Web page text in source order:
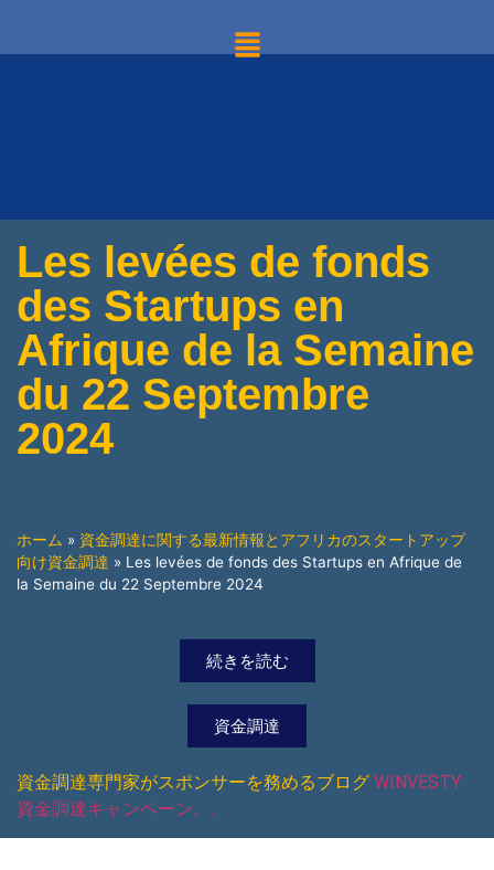
Les levées de fonds
des Startups en
Afrique de la Semaine
du 22 Septembre
2024
ホーム » 資金調達に関する最新情報とアフリカのスタートアップ
向け資金調達 » Les levées de fonds des Startups en Afrique de
la Semaine du 22 Septembre 2024
続きを読む
資金調達
資金調達専門家がスポンサーを務めるブログ WINVESTY
資金調達キャンペーン。.